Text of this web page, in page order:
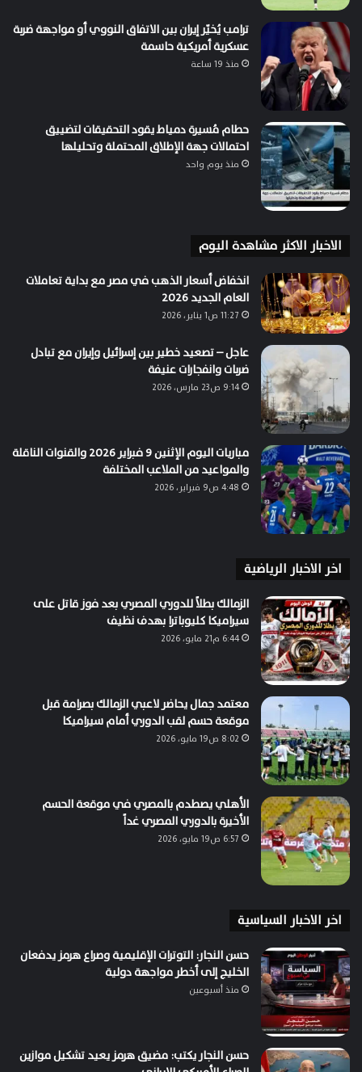
ترامب يُخيّر إيران بين الاتفاق النووي أو مواجهة ضربة
عسكرية أمريكية حاسمة
منذ 19 ساعة
حطام مُسيرة دمياط يقود التحقيقات لتضييق
احتمالات جهة الإطلاق المحتملة وتحليلها
منذ يوم واحد
الاخبار الاكثر مشاهدة اليوم
انخفاض أسعار الذهب في مصر مع بداية تعاملات
العام الجديد 2026
11:27 ص1 يناير، 2026
عاجل – تصعيد خطير بين إسرائيل وإيران مع تبادل
ضربات وانفجارات عنيفة
9:14 ص23 مارس، 2026
مباريات اليوم الإثنين 9 فبراير 2026 والقنوات الناقلة
والمواعيد من الملاعب المختلفة
4:48 ص9 فبراير، 2026
اخر الاخبار الرياضية
الزمالك بطلاً للدوري المصري بعد فوز قاتل على
سيراميكا كليوباترا بهدف نظيف
6:44 م21 مايو، 2026
معتمد جمال يحاضر لاعبي الزمالك بصرامة قبل
موقعة حسم لقب الدوري أمام سيراميكا
8:02 ص19 مايو، 2026
الأهلي يصطدم بالمصري في موقعة الحسم
الأخيرة بالدوري المصري غداً
6:57 ص19 مايو، 2026
اخر الاخبار السياسية
حسن النجار: التوترات الإقليمية وصراع هرمز يدفعان
الخليج إلى أخطر مواجهة دولية
منذ أسبوعين
حسن النجار يكتب: مضيق هرمز يعيد تشكيل موازين